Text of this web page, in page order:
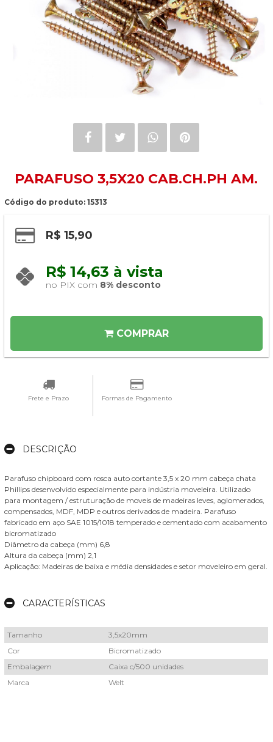
PARAFUSO 3,5X20 CAB.CH.PH AM.
Código do produto: 15313
R$ 15,90
R$ 14,63 à vista
no PIX com 8% desconto
COMPRAR
Frete e Prazo Formas de Pagamento
DESCRIÇÃO
Parafuso chipboard com rosca auto cortante 3,5 x 20 mm cabeça chata
Phillips desenvolvido especialmente para indústria moveleira. Utilizado
para montagem / estruturação de moveis de madeiras leves, aglomerados,
compensados, MDF, MDP e outros derivados de madeira. Parafuso
fabricado em aço SAE 1015/1018 temperado e cementado com acabamento
bicromatizado
Diâmetro da cabeça (mm) 6,8
Altura da cabeça (mm) 2,1
Aplicação: Madeiras de baixa e média densidades e setor moveleiro em geral.
CARACTERÍSTICAS
Tamanho
3,5x20mm
Cor
Bicromatizado
Embalagem
Caixa c/500 unidades
Marca
Welt